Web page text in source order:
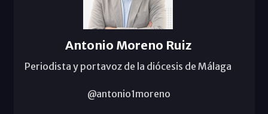
Antonio Moreno Ruiz
Periodista y portavoz de la diócesis de Málaga
@antonio1moreno